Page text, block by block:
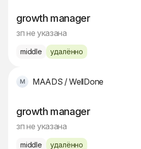
growth manager
зп не указана
middle удалённо
MAADS / WellDone
growth manager
зп не указана
middle удалённо